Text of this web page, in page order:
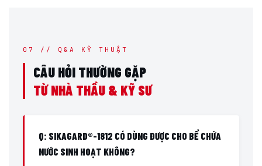
07 // Q&A KỸ THUẬT
CÂU HỎI THƯỜNG GẶP
TỪ NHÀ THẦU & KỸ SƯ
Q: SIKAGARD®-1812 CÓ DÙNG ĐƯỢC CHO BỂ CHỨA
NƯỚC SINH HOẠT KHÔNG?